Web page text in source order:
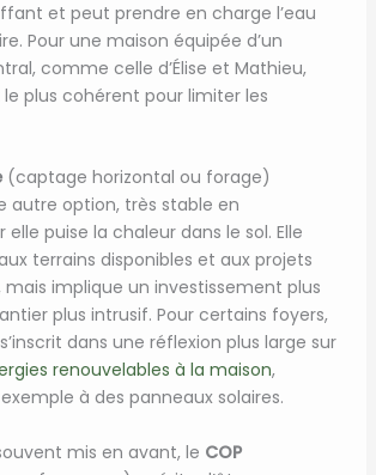
et peut prendre en charge l’eau
Pour une maison équipée d’un
comme celle d’Élise et Mathieu,
le plus cohérent pour limiter les
(captage horizontal ou forage)
autre option, très stable en
puise la chaleur dans le sol. Elle
terrains disponibles et aux projets
implique un investissement plus
plus intrusif. Pour certains foyers,
dans une réflexion plus large sur
renouvelables à la maison,
à des panneaux solaires.
mis en avant, le COP